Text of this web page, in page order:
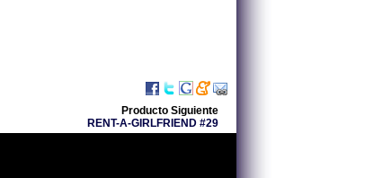
Producto Siguiente
RENT-A-GIRLFRIEND #29